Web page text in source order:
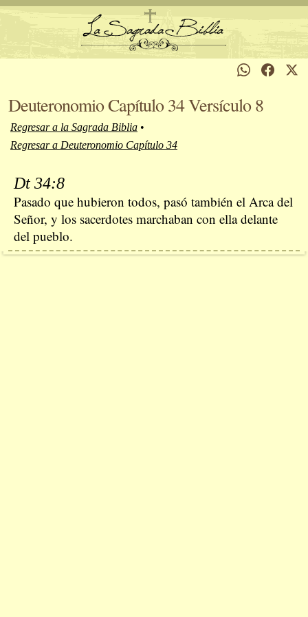
Deuteronomio Capítulo 34 Versículo 8
Regresar a la Sagrada Biblia •
Regresar a Deuteronomio Capítulo 34
Dt 34:8
Pasado que hubieron todos, pasó también el Arca del
Señor, y los sacerdotes marchaban con ella delante
del pueblo.